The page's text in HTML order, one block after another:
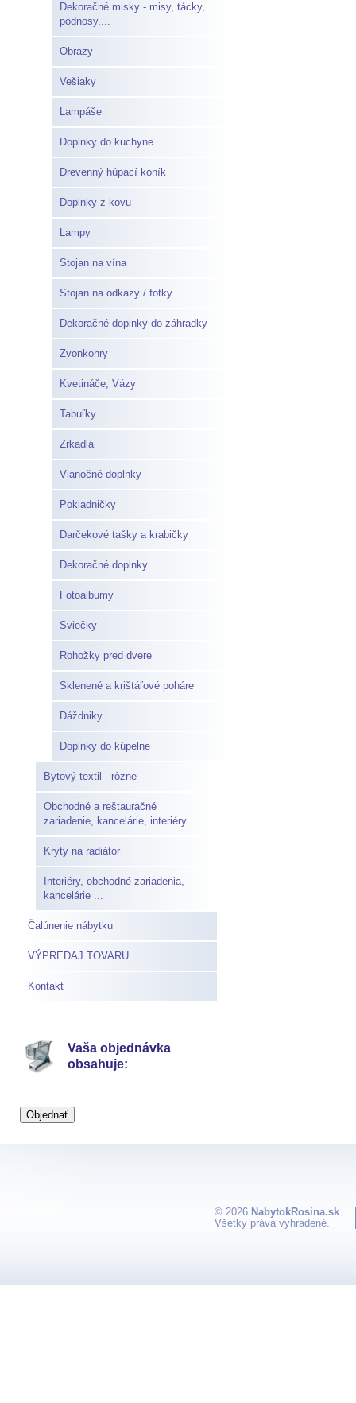
Dekoračné misky - misy, tácky,
podnosy,...
Obrazy
Vešiaky
Lampáše
Doplnky do kuchyne
Drevenný húpací koník
Doplnky z kovu
Lampy
Stojan na vína
Stojan na odkazy / fotky
Dekoračné doplnky do záhradky
Zvonkohry
Kvetináče, Vázy
Tabuľky
Zrkadlá
Vianočné doplnky
Pokladničky
Darčekové tašky a krabičky
Dekoračné doplnky
Fotoalbumy
Sviečky
Rohožky pred dvere
Sklenené a krištáľové poháre
Dáždniky
Doplnky do kúpelne
Bytový textil - rôzne
Obchodné a reštauračné
zariadenie, kancelárie, interiéry ...
Kryty na radiátor
Interiéry, obchodné zariadenia,
kancelárie ...
Čalúnenie nábytku
VÝPREDAJ TOVARU
Kontakt
Vaša objednávka
obsahuje:
© 2026 NabytokRosina.sk
Všetky práva vyhradené.